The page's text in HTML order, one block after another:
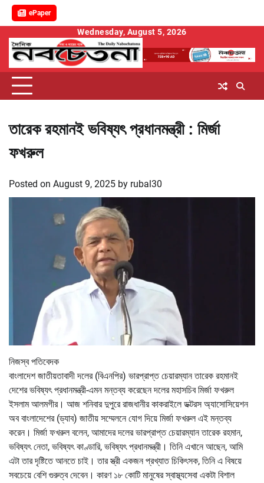
ePaper
content
Wednesday, August 5, 2026
তারেক রহমানই ভবিষ্যৎ প্রধানমন্ত্রী : মির্জা
ফখরুল
Posted on August 9, 2025 by rubal30
নিজস্ব পতিবেদক
বাংলাদেশ জাতীয়তাবাদী দলের (বিএনপির) ভারপ্রাপ্ত চেয়ারম্যান তারেক রহমানই
দেশের ভবিষ্যৎ প্রধানমন্ত্রী-এমন মন্তব্য করেছেন দলের মহাসচিব মির্জা ফখরুল
ইসলাম আলমগীর। আজ শনিবার দুপুরে রাজধানীর কাকরাইলে ডক্টরস অ্যাসোসিয়েশন
অব বাংলাদেশের (ড্যাব) জাতীয় সম্মেলনে যোগ দিয়ে মির্জা ফখরুল এই মন্তব্য
করেন। মির্জা ফখরুল বলেন, আমাদের দলের ভারপ্রাপ্ত চেয়ারম্যান তারেক রহমান,
ভবিষ্যৎ নেতা, ভবিষ্যৎ কাণ্ডারি, ভবিষ্যৎ প্রধানমন্ত্রী। তিনি এখানে আছেন, আমি
এটা তার দৃষ্টিতে আনতে চাই। তার স্ত্রী একজন প্রখ্যাত চিকিৎসক, তিনি এ বিষয়ে
সবচেয়ে বেশি গুরুত্ব দেবেন। কারণ ১৮ কোটি মানুষের স্বাস্থ্যসেবা একটা বিশাল